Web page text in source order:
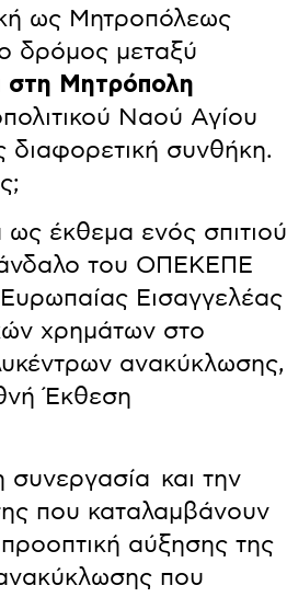
ως Μητροπόλεως
δρόμος μεταξύ
στη Μητρόπολη
Ναού Αγίου
διαφορετική συνθήκη.
έκθεμα ενός σπιτιού
του ΟΠΕΚΕΠΕ
Εισαγγελέας
χρημάτων στο
ανακύκλωσης,
Έκθεση
συνεργασία και την
που καταλαμβάνουν
αύξησης της
που